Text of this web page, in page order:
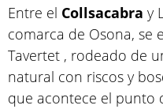
Entre el Collsacabra y
comarca de Osona, se
Tavertet , rodeado de
natural con riscos y
que acontece el punto